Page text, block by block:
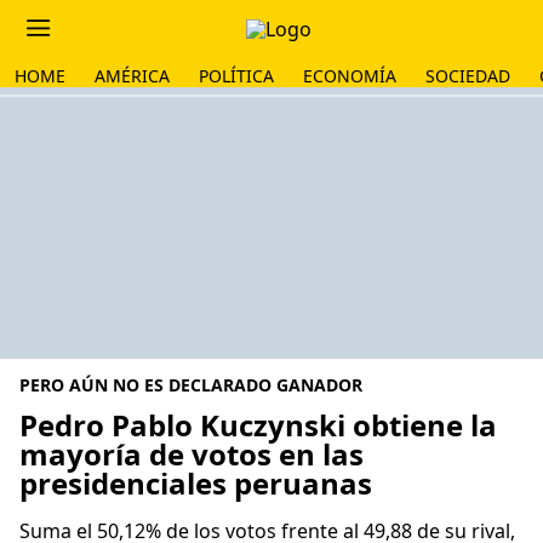
HOME AMÉRICA POLÍTICA ECONOMÍA SOCIEDAD
PERO AÚN NO ES DECLARADO GANADOR
Pedro Pablo Kuczynski obtiene la
mayoría de votos en las
presidenciales peruanas
Suma el 50,12% de los votos frente al 49,88 de su rival,